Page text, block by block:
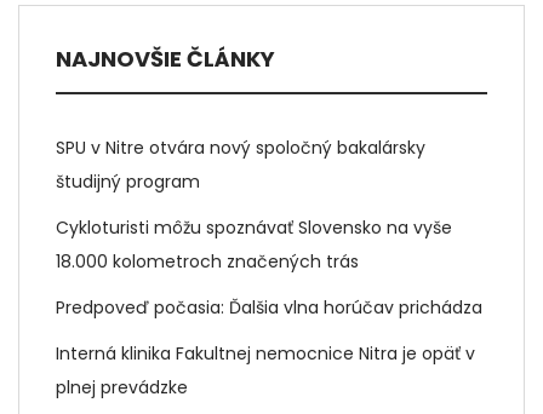
NAJNOVŠIE ČLÁNKY
SPU v Nitre otvára nový spoločný bakalársky
študijný program
Cykloturisti môžu spoznávať Slovensko na vyše
18.000 kolometroch značených trás
Predpoveď počasia: Ďalšia vlna horúčav prichádza
Interná klinika Fakultnej nemocnice Nitra je opäť v
plnej prevádzke